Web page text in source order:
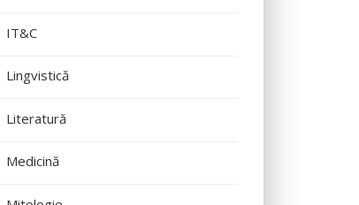
IT&C
Lingvistică
Literatură
Medicină